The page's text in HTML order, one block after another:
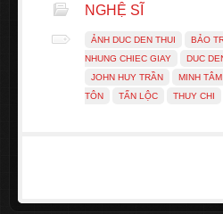
NGHỆ SĨ
ẢNH DUC DEN THUI BẢO
NHUNG CHIEC GIAY
DUC
JOHN HUY TRẦN
MINH TÂM
TÔN
TẤN LỘC THUY CHI